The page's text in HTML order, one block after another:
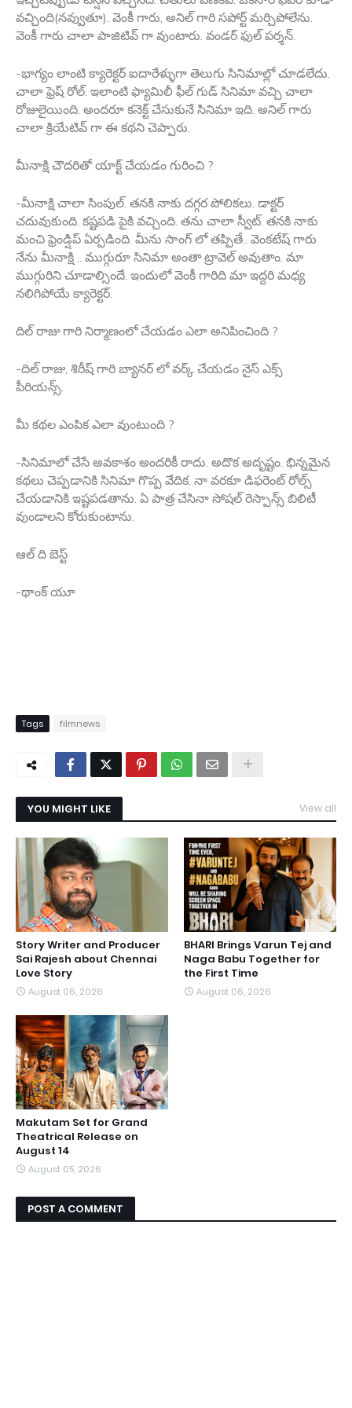
వచ్చింది(నవ్వుతూ). వెంకీ గారు, అనిల్ గారి సపోర్ట్ మర్చిపోలేను.
వెంకీ గారు చాలా పాజిటివ్ గా వుంటారు. వండర్ ఫుల్ పర్శన్.
-భాగ్యం లాంటి క్యారెక్టర్ ఐదారేళ్ళుగా తెలుగు సినిమాల్లో చూడలేదు.
చాలా ఫ్రెష్ రోల్. ఇలాంటి ఫ్యామిలీ ఫీల్ గుడ్ సినిమా వచ్చి చాలా
రోజులైయింది. అందరూ కనెక్ట్ చేసుకునే సినిమా ఇది. అనిల్ గారు
చాలా క్రియేటివ్ గా ఈ కథని చెప్పారు.
మీనాక్షి చౌదరితో యాక్ట్ చేయడం గురించి ?
-మీనాక్షి చాలా సింపుల్. తనకి నాకు దగ్గర పోలికలు. డాక్టర్
చదువుకుంది. కష్టపడి పైకి వచ్చింది. తను చాలా స్వీట్. తనకి నాకు
మంచి ఫ్రెండ్షిప్ ఏర్పడింది. మీను సాంగ్ లో తప్పితే.. వెంకటేష్ గారు
నేను మీనాక్షి .. ముగ్గురూ సినిమా అంతా ట్రావెల్ అవుతాం. మా
ముగ్గురిని చూడాల్సిందే. ఇందులో వెంకీ గారిది మా ఇద్దరి మధ్య
నలిగిపోయే క్యారెక్టర్.
దిల్ రాజు గారి నిర్మాణంలో చేయడం ఎలా అనిపించింది ?
-దిల్ రాజు, శిరీష్ గారి బ్యానర్ లో వర్క్ చేయడం నైస్ ఎక్స్
పీరియన్స్.
మీ కథల ఎంపిక ఎలా వుంటుంది ?
-సినిమాలో చేసే అవకాశం అందరికీ రాదు. అదొక అదృష్టం. భిన్నమైన
కథలు చెప్పడానికి సినిమా గొప్ప వేదిక. నా వరకూ డిఫరెంట్ రోల్స్
చేయడానికి ఇష్టపడతాను. ఏ పాత్ర చేసినా సోషల్ రెస్పాన్స్ బిలిటీ
వుండాలని కోరుకుంటాను.
ఆల్ ది బెస్ట్
-థాంక్ యూ
Tags filmnews
YOU MIGHT LIKE View all
Story Writer and Producer
Sai Rajesh about Chennai
Love Story
August 06, 2026
BHARI Brings Varun Tej and
Naga Babu Together for
the First Time
August 06, 2026
Makutam Set for Grand
Theatrical Release on
August 14
August 05, 2026
POST A COMMENT